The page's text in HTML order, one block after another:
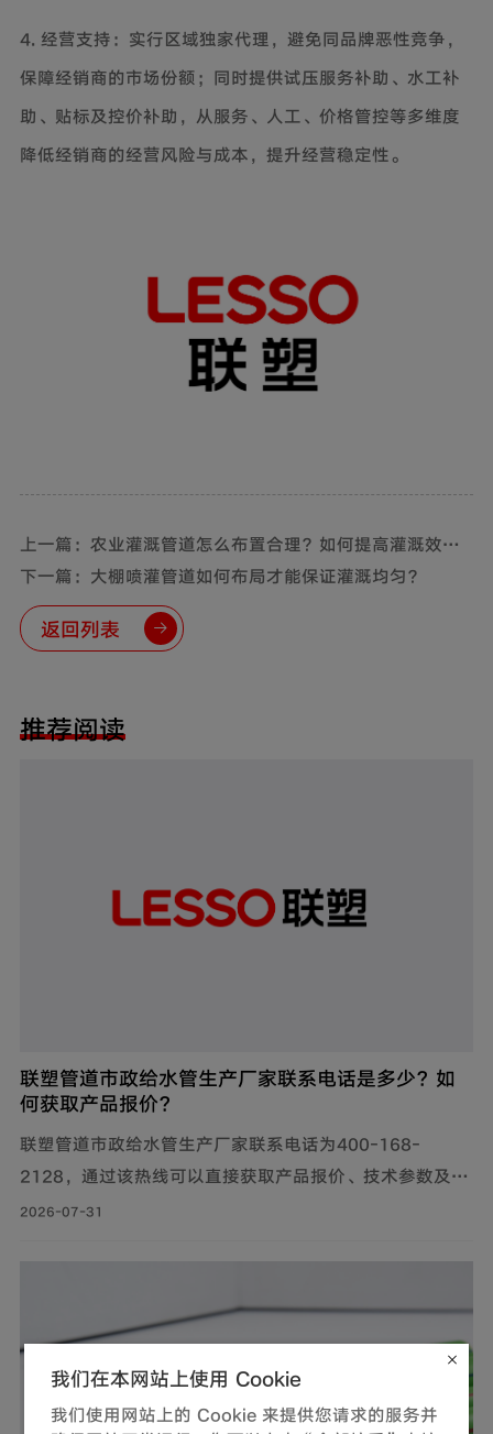
4. 经营支持：实行区域独家代理，避免同品牌恶性竞争，
保障经销商的市场份额；同时提供试压服务补助、水工补
助、贴标及控价补助，从服务、人工、价格管控等多维度
降低经销商的经营风险与成本，提升经营稳定性。
上一篇：农业灌溉管道怎么布置合理？如何提高灌溉效
率？
下一篇：大棚喷灌管道如何布局才能保证灌溉均匀？
返回列表
推荐阅读
联塑管道市政给水管生产厂家联系电话是多少？如
何获取产品报价？
联塑管道市政给水管生产厂家联系电话为400-168-
2128，通过该热线可以直接获取产品报价、技术参数及供
货信息。此外，还可通过官网及微信公众号获取产品报价
2026-07-31
我们在本网站上使用 Cookie
我们使用网站上的 Cookie 来提供您请求的服务并